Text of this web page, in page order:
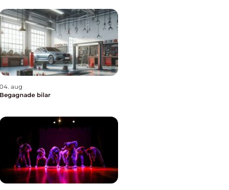
04. aug
Begagnade bilar